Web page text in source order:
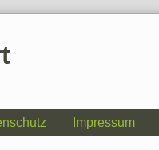
Impressum